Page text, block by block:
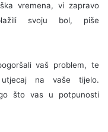
vremena, vi zapravo
svoju bol, piše
vaš problem, te
na vaše tijelo.
što vas u potpunosti